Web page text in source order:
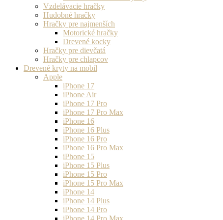
Vzdelávacie hračky
Hudobné hračky
Hračky pre najmenších
Motorické hračky
Drevené kocky
Hračky pre dievčatá
Hračky pre chlapcov
Drevené kryty na mobil
Apple
iPhone 17
iPhone Air
iPhone 17 Pro
iPhone 17 Pro Max
iPhone 16
iPhone 16 Plus
iPhone 16 Pro
iPhone 16 Pro Max
iPhone 15
iPhone 15 Plus
iPhone 15 Pro
iPhone 15 Pro Max
iPhone 14
iPhone 14 Plus
iPhone 14 Pro
iPhone 14 Pro Max